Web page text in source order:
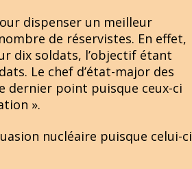
dispenser un meilleur
de réservistes. En effet,
dix soldats, l’objectif étant
Le chef d’état-major des
dernier point puisque ceux-ci
».
nucléaire puisque celui-ci